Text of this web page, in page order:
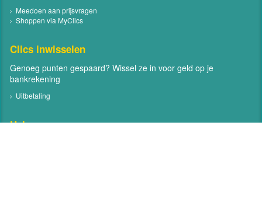
Meedoen aan prijsvragen
Shoppen via MyClics
Clics inwisselen
Genoeg punten gespaard? Wissel ze in voor geld op je
bankrekening
Uitbetaling
Help